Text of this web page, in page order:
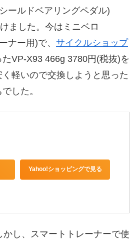
ールドベアリングペダル)
ました。今はミニベロ
ナー用)で、 サイクルショップ
たVP-X93 466g 3780円(税抜)を
軽いので交換しようと思った
した。
Yahoo!ショッピングで見る
し、スマートトレーナーで使